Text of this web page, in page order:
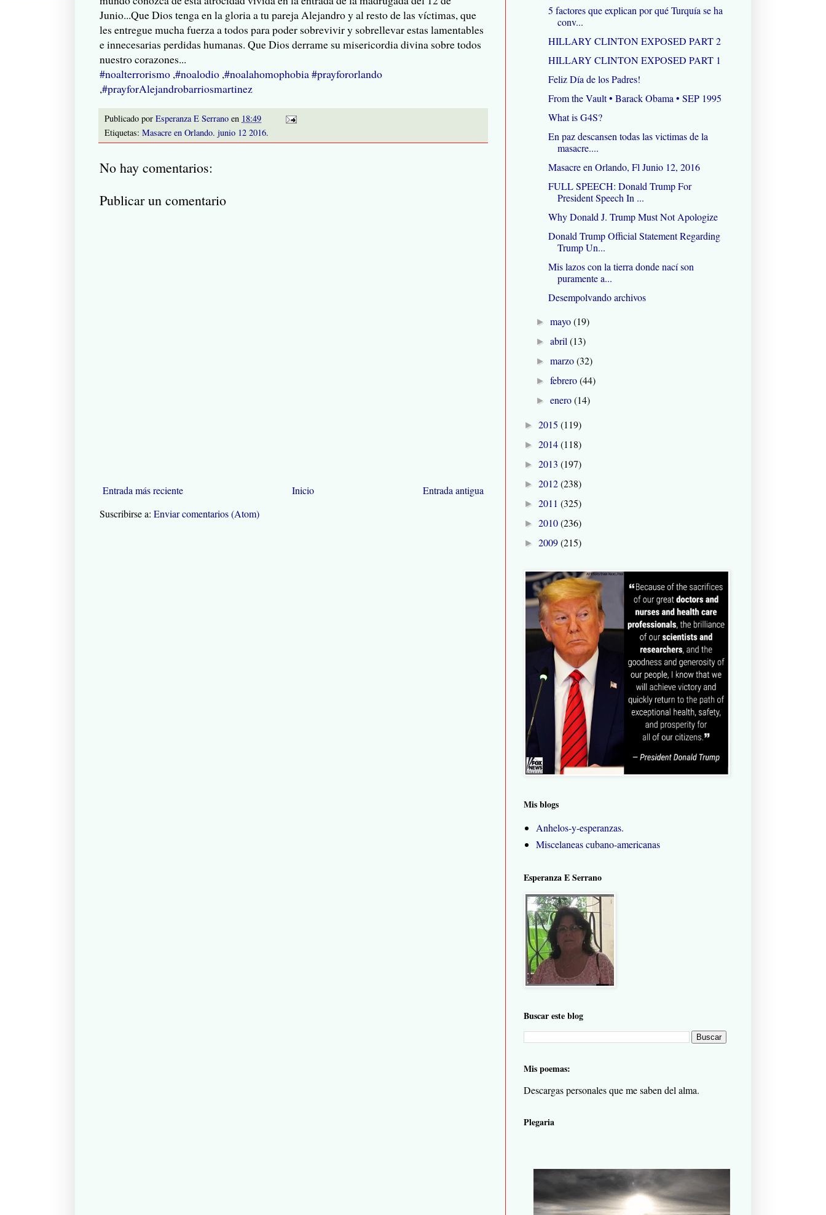
Junio...Que Dios tenga en la gloria a tu pareja Alejandro y al resto de las víctimas, que
les entregue mucha fuerza a todos para poder sobrevivir y sobrellevar estas lamentables
e innecesarias perdidas humanas. Que Dios derrame su misericordia divina sobre todos
nuestro corazones...
‪#‎noalterrorismo‬ ,‪#‎noalodio‬ ,‪#‎noalahomophobia‬‪#‎prayfororlando‬
,‪#‎prayforAlejandrobarriosmartinez‬
Publicado por Esperanza E Serrano en 18:49
Etiquetas: Masacre en Orlando. junio 12 2016.
No hay comentarios:
Publicar un comentario
Entrada más reciente Entrada antigua
Inicio
Suscribirse a: Enviar comentarios (Atom)
5 factores que explican por qué Turquía se ha
conv...
HILLARY CLINTON EXPOSED PART 2
HILLARY CLINTON EXPOSED PART 1
Feliz Día de los Padres!
From the Vault • Barack Obama • SEP 1995
What is G4S?
En paz descansen todas las victimas de la
masacre....
Masacre en Orlando, Fl Junio 12, 2016
FULL SPEECH: Donald Trump For
President Speech In ...
Why Donald J. Trump Must Not Apologize
Donald Trump Official Statement Regarding
Trump Un...
Mis lazos con la tierra donde nací son
puramente a...
Desempolvando archivos
►mayo(19)
►abril(13)
►marzo(32)
►febrero(44)
►enero(14)
► 2015 (119)
► 2014(118)
► 2013 (197)
► 2012(238)
► 2011 (325)
► 2010(236)
► 2009(215)
Mis blogs
Anhelos-y-esperanzas.
Miscelaneas cubano-americanas
Esperanza E Serrano
Buscar este blog
Mis poemas:
Descargas personales que me saben del alma.
Plegaria